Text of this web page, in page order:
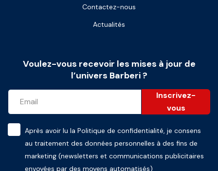
Contactez-nous
Actualités
Voulez-vous recevoir les mises à jour de
l’univers Barberi ?
Inscrivez-
vous
Après avoir lu la Politique de confidentialité, je consens
au traitement des données personnelles à des fins de
marketing (newsletters et communications publicitaires
envoyées par des moyens automatisés)